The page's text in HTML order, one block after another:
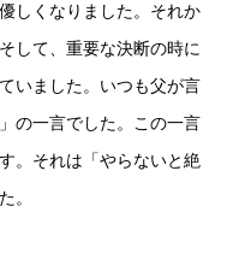
しくなりました。それか
して、重要な決断の時に
いました。いつも父が言
の一言でした。この一言
。それは「やらないと絶
。